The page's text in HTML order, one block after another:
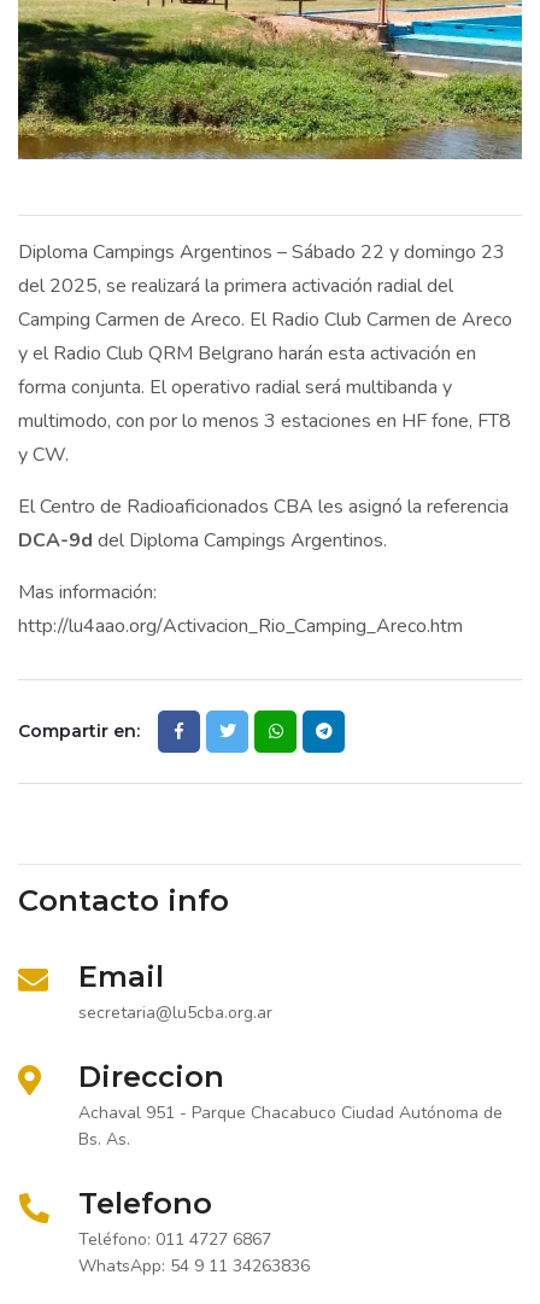
Diploma Campings Argentinos – Sábado 22 y domingo 23
del 2025, se realizará la primera activación radial del
Camping Carmen de Areco. El Radio Club Carmen de Areco
y el Radio Club QRM Belgrano harán esta activación en
forma conjunta. El operativo radial será multibanda y
multimodo, con por lo menos 3 estaciones en HF fone, FT8
y CW.
El Centro de Radioaficionados CBA les asignó la referencia
DCA-9d del Diploma Campings Argentinos.
Mas información:
http://lu4aao.org/Activacion_Rio_Camping_Areco.htm
Compartir en:
Contacto info
Email
secretaria@lu5cba.org.ar
Direccion
Achaval 951 - Parque Chacabuco Ciudad Autónoma de
Bs. As.
Telefono
Teléfono: 011 4727 6867
WhatsApp: 54 9 11 34263836